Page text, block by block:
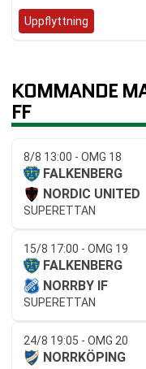
Uppflyttning
KOMMANDE
FF
8/8 13:00 - OMG 18
FALKENBERG
NORDIC UNITED
SUPERETTAN
15/8 17:00 - OMG 19
FALKENBERG
NORRBY IF
SUPERETTAN
24/8 19:05 - OMG 20
NORRKÖPING